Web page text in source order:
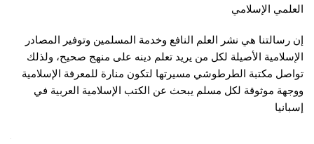
العلمي الإسلامي
إن رسالتنا هي نشر العلم النافع وخدمة المسلمين وتوفير المصادر
الإسلامية الأصيلة لكل من يريد تعلم دينه على منهج صحيح، ولذلك
تواصل مكتبة الطرطوشي مسيرتها لتكون منارة للمعرفة الإسلامية
ووجهة موثوقة لكل مسلم يبحث عن الكتب الإسلامية العربية في
إسبانيا